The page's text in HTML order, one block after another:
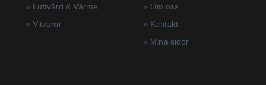
» Luftvård & Värme
» Vitvaror
» Om oss
» Kontakt
» Mina sidor